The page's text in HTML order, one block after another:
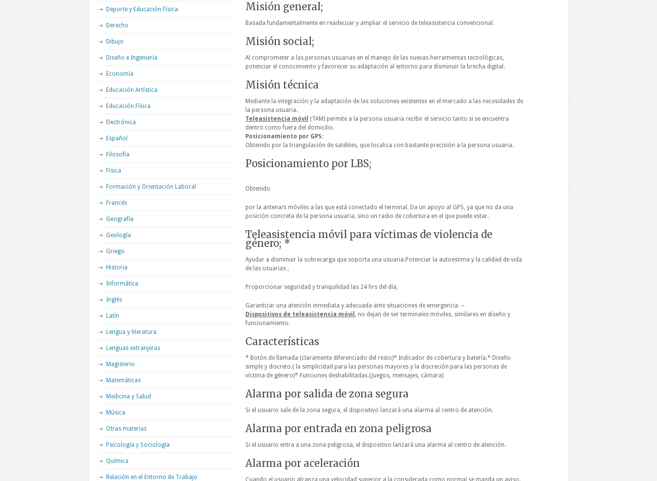
Misión general;
Basada fundamentalmente en readecuar y ampliar el servicio de teleasistencia convencional.
Misión social;
Al comprometer a las personas usuarias en el manejo de las nuevas herramientas tecnológicas,
potenciar el conocimiento y favorecer su adaptación al entorno para disminuir la brecha digital.
Misión técnica
Mediante la integración y la adaptación de las soluciones existentes en el mercado a las necesidades de
la persona usuaria.
Teleasistencia móvil
(TAM) permite a la persona usuaria recibir el servicio tanto si se encuentra
dentro como fuera del domicilio.
Posicionamiento por GPS:
Obtenido por la triangulación de satélites, que localiza con bastante precisión a la persona usuaria.
Posicionamiento por LBS;
Obtenido
por la antena/s móviles a las que está conectado el terminal. Da un apoyo al GPS, ya que no da una
posición concreta de la persona usuaria, sino un radio de cobertura en el que puede estar.
Teleasistencia móvil para víctimas de violencia de
género; *
Ayudar a disminuir la sobrecarga que soporta una usuaria.Potenciar la autoestima y la calidad de vida
de las usuarias ,
Proporcionar seguridad y tranquilidad las 24 hrs del día,
Garantizar una atención inmediata y adecuada ante situaciones de emergencia. –
Dispositivos de teleasistencia móvil , no dejan de ser terminales móviles, similares en diseño y
funcionamiento.
Características
* Botón de llamada (claramente diferenciado del resto)* Indicador de cobertura y batería.* Diseño
simple y discreto.( la simplicidad para las personas mayores y la discreción para las personas de
víctima de género)* Funciones deshabilitadas.(Juegos, mensajes, cámara)
Alarma por salida de zona segura
Si el usuario sale de la zona segura, el dispositivo lanzará una alarma al centro de atención.
Alarma por entrada en zona peligrosa
Si el usuario entra a una zona peligrosa, el dispositivo lanzará una alarma al centro de atención.
Alarma por aceleración
Cuando el usuario alcanza una velocidad superior a la considerada como normal se manda un aviso.
Deporte y Educación Física
Derecho
Dibujo
Diseño e Ingeniería
Economía
Educación Artística
Educación Física
Electrónica
Español
Filosofía
Física
Formación y Orientación Laboral
Francés
Geografía
Geología
Griego
Historia
Informática
Inglés
Latín
Lengua y literatura
Lenguas extranjeras
Magisterio
Matemáticas
Medicina y Salud
Música
Otras materias
Psicología y Sociología
Química
Relación en el Entorno de Trabajo